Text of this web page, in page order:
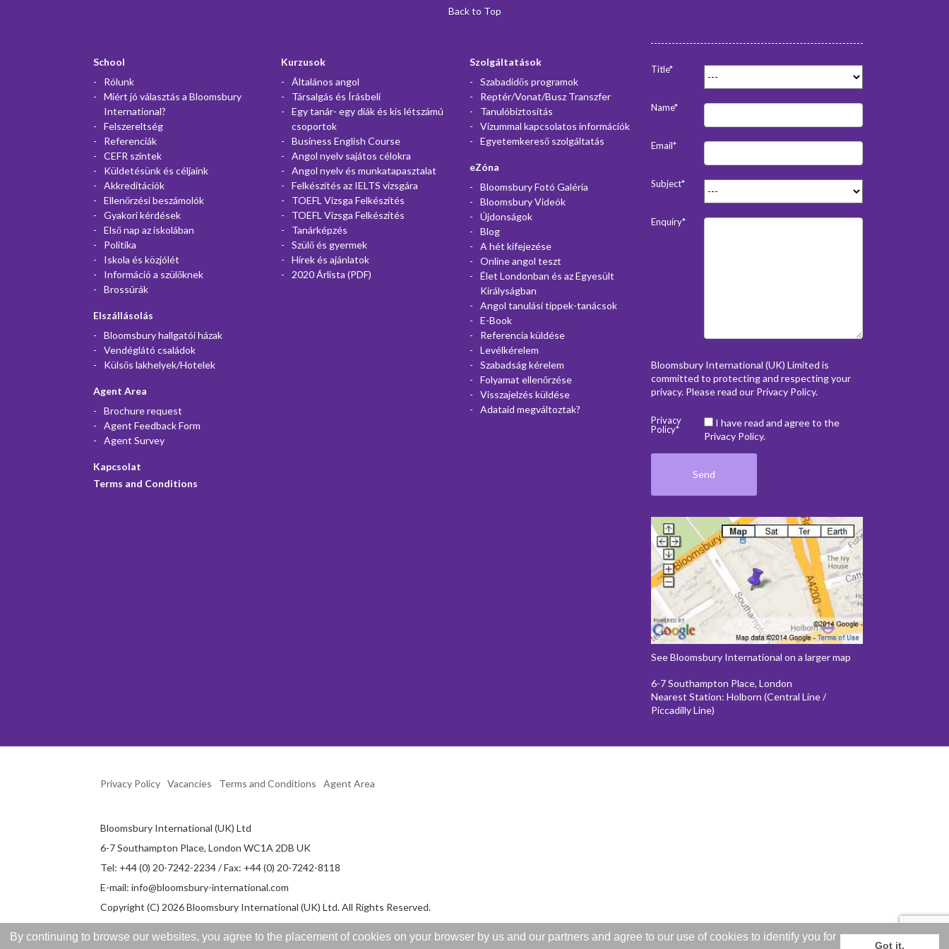
By continuing to browse our websites, you agree to the placement of cookies on your browser by us and our partners and agree to our use of cookies to identify you for
Got it.
Back to Top
School
Rólunk
Miért jó választás a Bloomsbury
International?
Felszereltség
Referenciák
CEFR szintek
Küldetésünk és céljaink
Akkreditációk
Ellenőrzési beszámolók
Gyakori kérdések
Első nap az iskolában
Politika
Iskola és közjólét
Információ a szülőknek
Brossúrák
Elszállásolás
Bloomsbury hallgatói házak
Vendéglátó családok
Külsős lakhelyek/Hotelek
Agent Area
Brochure request
Agent Feedback Form
Agent Survey
Kapcsolat
Terms and Conditions
Kurzusok
Általános angol
Társalgás és Írásbeli
Egy tanár- egy diák és kis létszámú
csoportok
Business English Course
Angol nyelv sajátos célokra
Angol nyelv és munkatapasztalat
Felkészítés az IELTS vizsgára
TOEFL Vizsga Felkészítés
TOEFL Vizsga Felkészítés
Tanárképzés
Szülő és gyermek
Hírek és ajánlatok
2020 Árlista (PDF)
Szolgáltatások
Szabadidős programok
Reptér/Vonat/Busz Transzfer
Tanulóbiztosítás
Vízummal kapcsolatos információk
Egyetemkereső szolgáltatás
eZóna
Bloomsbury Fotó Galéria
Bloomsbury Videók
Újdonságok
Blog
A hét kifejezése
Online angol teszt
Élet Londonban és az Egyesült
Királyságban
Angol tanulási tippek-tanácsok
E-Book
Referencia küldése
Levélkérelem
Szabadság kérelem
Folyamat ellenőrzése
Visszajelzés küldése
Adataid megváltoztak?
Title*
Name*
Email*
Subject*
Enquiry*
Bloomsbury International (UK) Limited is
committed to protecting and respecting your
privacy. Please read our Privacy Policy.
Privacy
Policy*
I have read and agree to the
Privacy Policy.
See Bloomsbury International on a larger map
6-7 Southampton Place, London
Nearest Station: Holborn (Central Line /
Piccadilly Line)
Privacy Policy Vacancies Terms and Conditions Agent Area
Bloomsbury International (UK) Ltd
6-7 Southampton Place, London WC1A 2DB UK
Tel: +44 (0) 20-7242-2234 / Fax: +44 (0) 20-7242-8118
E-mail: info@bloomsbury-international.com
Copyright (C) 2026 Bloomsbury International (UK) Ltd. All Rights Reserved.